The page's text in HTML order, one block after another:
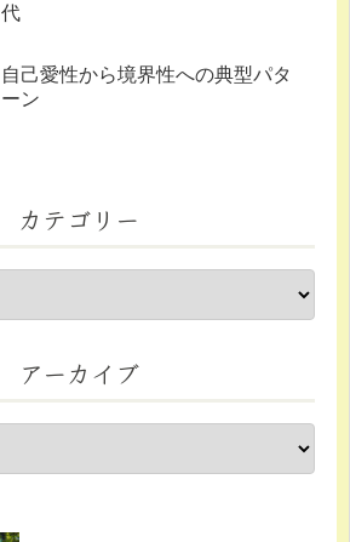
代
自己愛性から境界性への典型パタ
ーン
カテゴリー
アーカイブ